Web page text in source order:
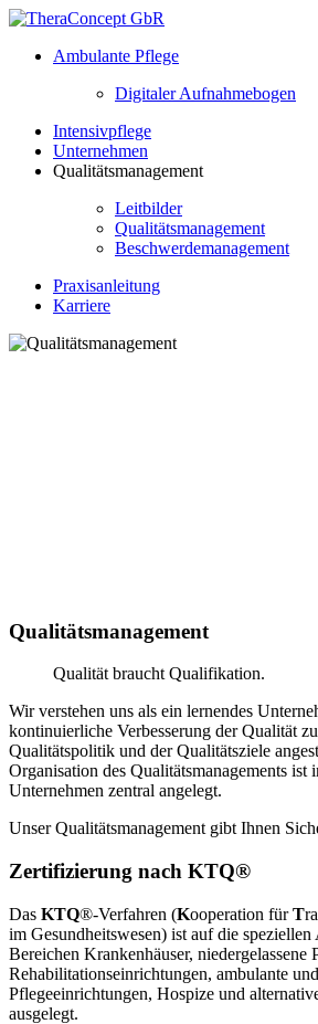
Ambulante Pflege
Digitaler Aufnahmebogen
Intensivpflege
Unternehmen
Qualitätsmanagement
Leitbilder
Qualitätsmanagement
Beschwerdemanagement
Praxisanleitung
Karriere
Qualitäts­management
Qualität braucht Qualifikation.
Wir verstehen uns als ein lernendes
kontinuierliche Verbesserung der Qualität
Qualitätspolitik und der Qualitätsziele
Organisation des Qualitätsmanagements ist
Unternehmen zentral angelegt.
Unser Qualitätsmanagement gibt Ihnen
Zertifizierung nach KTQ®
Das KTQ®-Verfahren (Kooperation fürT
im Gesundheitswesen) ist auf die
Bereichen Krankenhäuser,
Rehabilitationseinrichtungen, ambulante
Pflegeeinrichtungen, Hospize und
ausgelegt.